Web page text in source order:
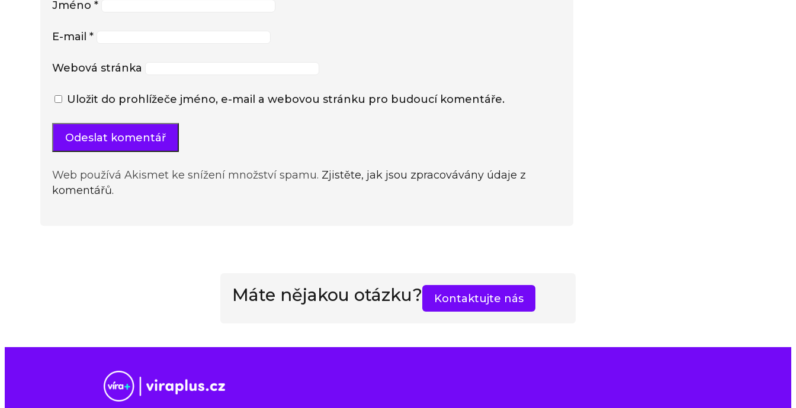
Jméno*
E-mail*
Webová stránka
Uložit do prohlížeče jméno, e-mail a webovou stránku pro budoucí komentáře.
Web používá Akismet ke snížení množství spamu. Zjistěte, jak jsou zpracovávány údaje z
komentářů.
Máte nějakou otázku? Kontaktujte nás